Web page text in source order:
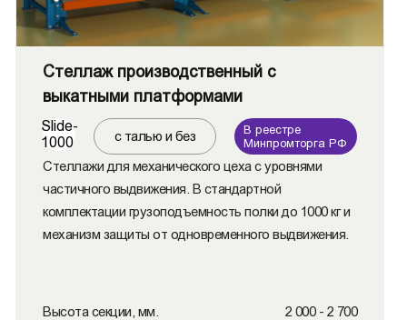
Стеллаж производственный с
выкатными платформами
Slide-
1000
с талью и без
В реестре
Минпромторга РФ
Стеллажи для механического цеха с уровнями
частичного выдвижения. В стандартной
комплектации грузоподъемность полки до 1000 кг и
механизм защиты от одновременного выдвижения.
Высота секции, мм. 2 000 - 2 700